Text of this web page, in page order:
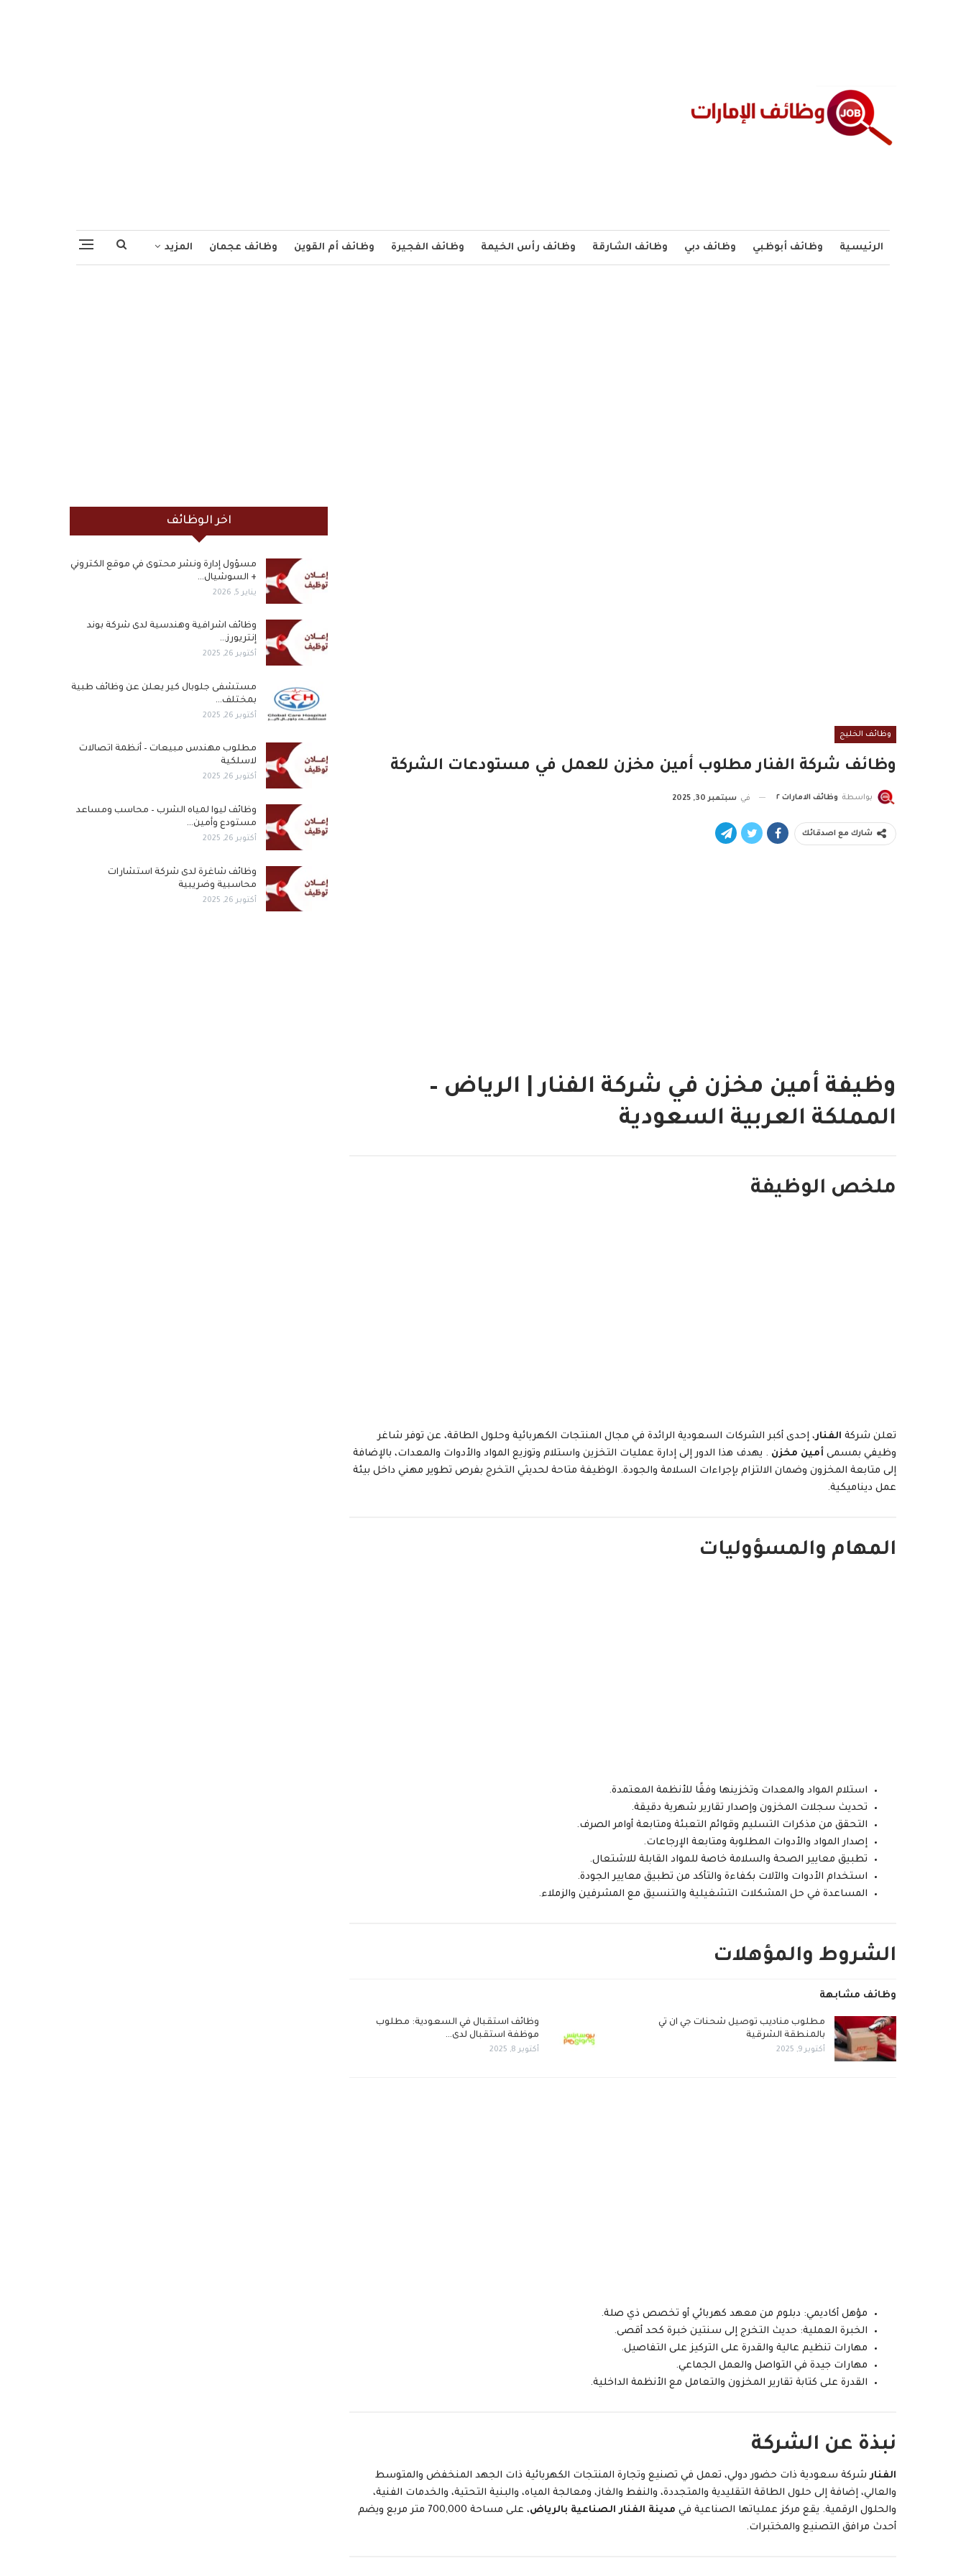
الرئيسية وظائف أبوظبي وظائف دبي وظائف الشارقة وظائف رأس الخيمة وظائف الفجيرة وظائف أم القوين وظائف عجمان المزيد
وظائف الخليج
وظائف شركة الفنار مطلوب أمين مخزن للعمل في مستودعات الشركة
بواسطة وظائف الامارات ٢ في سبتمبر 30, 2025
شارك مع اصدقائك
وظيفة أمين مخزن في شركة الفنار | الرياض –
المملكة العربية السعودية
ملخص الوظيفة
تعلن شركة الفنار، إحدى أكبر الشركات السعودية الرائدة في مجال المنتجات الكهربائية وحلول الطاقة، عن توفر شاغر
وظيفي بمسمى أمين مخزن . يهدف هذا الدور إلى إدارة عمليات التخزين واستلام وتوزيع المواد والأدوات والمعدات، بالإضافة
إلى متابعة المخزون وضمان الالتزام بإجراءات السلامة والجودة. الوظيفة متاحة لحديثي التخرج بفرص تطوير مهني داخل بيئة
عمل ديناميكية.
المهام والمسؤوليات
استلام المواد والمعدات وتخزينها وفقًا للأنظمة المعتمدة.
تحديث سجلات المخزون وإصدار تقارير شهرية دقيقة.
التحقق من مذكرات التسليم وقوائم التعبئة ومتابعة أوامر الصرف.
إصدار المواد والأدوات المطلوبة ومتابعة الإرجاعات.
تطبيق معايير الصحة والسلامة خاصة للمواد القابلة للاشتعال.
استخدام الأدوات والآلات بكفاءة والتأكد من تطبيق معايير الجودة.
المساعدة في حل المشكلات التشغيلية والتنسيق مع المشرفين والزملاء.
الشروط والمؤهلات
وظائف مشابهة
مطلوب مناديب توصيل شحنات جي ان تي
بالمنطقة الشرقية
أكتوبر 9, 2025
وظائف استقبال في السعودية: مطلوب
موظفة استقبال لدى…
أكتوبر 8, 2025
مؤهل أكاديمي: دبلوم من معهد كهربائي أو تخصص ذي صلة.
الخبرة العملية: حديث التخرج إلى سنتين خبرة كحد أقصى.
مهارات تنظيم عالية والقدرة على التركيز على التفاصيل.
مهارات جيدة في التواصل والعمل الجماعي.
القدرة على كتابة تقارير المخزون والتعامل مع الأنظمة الداخلية.
نبذة عن الشركة
الفنارشركة سعودية ذات حضور دولي، تعمل في تصنيع وتجارة المنتجات الكهربائية ذات الجهد المنخفض والمتوسط
والعالي، إضافة إلى حلول الطاقة التقليدية والمتجددة، والنفط والغاز، ومعالجة المياه، والبنية التحتية، والخدمات الفنية،
والحلول الرقمية. يقع مركز عملياتها الصناعية في مدينة الفنار الصناعية بالرياض
، على مساحة 700,000 متر مربع ويضم
أحدث مرافق التصنيع والمختبرات.
اخر الوظائف
مسؤول إدارة ونشر محتوى في موقع الكتروني
+ السوشيال…
يناير 5, 2026
وظائف اشرافية وهندسية لدى شركة بوند
إنتريورز…
أكتوبر 26, 2025
مستشفى جلوبال كير يعلن عن وظائف طبية
بمختلف…
أكتوبر 26, 2025
مطلوب مهندس مبيعات – أنظمة اتصالات
لاسلكية
أكتوبر 26, 2025
وظائف ليوا لمياه الشرب – محاسب ومساعد
مستودع وأمين…
أكتوبر 26, 2025
وظائف شاغرة لدى شركة استشارات
محاسبية وضريبية
أكتوبر 26, 2025